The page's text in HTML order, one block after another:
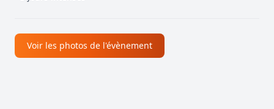
Voir les photos de l'évènement